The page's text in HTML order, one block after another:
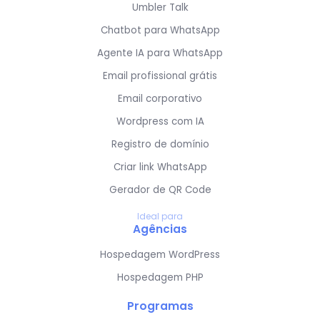
Umbler Talk
Chatbot para WhatsApp
Agente IA para WhatsApp
Email profissional grátis
Email corporativo
Wordpress com IA
Registro de domínio
Criar link WhatsApp
Gerador de QR Code
Ideal para
Agências
Hospedagem WordPress
Hospedagem PHP
Programas